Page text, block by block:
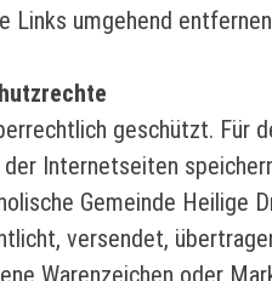
Links umgehend
geschützt. Für
Internetseiten
Gemeinde Heilige
versendet,
Warenzeichen oder